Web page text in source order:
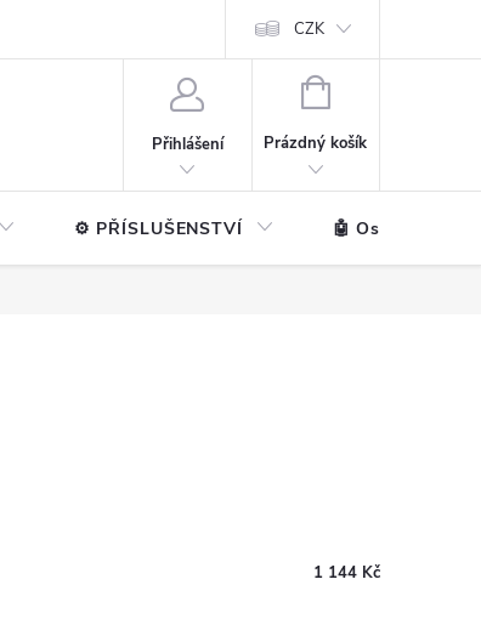
CZK
Přihlášení
NÁKUPNÍ
Prázdný košík
⚙️ PŘÍSLUŠENSTVÍ 🤖 Ostatní
1 144 Kč